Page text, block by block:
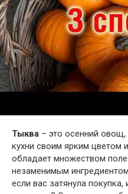
Тыква – это осенний
кухни своим ярким
обладает множеством
незаменимым
если вас затянула покупка,